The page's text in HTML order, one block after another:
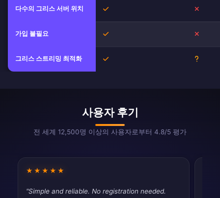
다수의 그리스 서버 위치 예
가입 불필요 예
그리스 스트리밍 최적화 예
사용자 후기
전 세계 12,500명 이상의 사용자로부터 4.8/5 평가
★★★★★
"Simple and reliable. No registration needed.